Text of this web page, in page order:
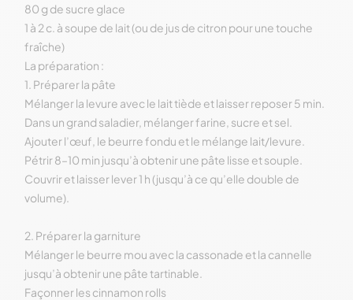
80 g de sucre glace
1 à 2 c. à soupe de lait (ou de jus de citron pour une touche
fraîche)
La préparation :
1. Préparer la pâte
Mélanger la levure avec le lait tiède et laisser reposer 5 min.
Dans un grand saladier, mélanger farine, sucre et sel.
Ajouter l’œuf, le beurre fondu et le mélange lait/levure.
Pétrir 8–10 min jusqu’à obtenir une pâte lisse et souple.
Couvrir et laisser lever 1 h (jusqu’à ce qu’elle double de
volume).
2. Préparer la garniture
Mélanger le beurre mou avec la cassonade et la cannelle
jusqu’à obtenir une pâte tartinable.
Façonner les cinnamon rolls